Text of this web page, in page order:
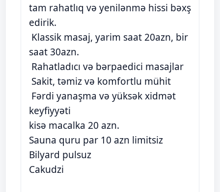
tam rahatlıq və yenilənmə hissi bəxş
edirik.
Klassik masaj, yarim saat 20azn, bir
saat 30azn.
Rahatladıcı və bərpaedici masajlar
Sakit, təmiz və komfortlu mühit
Fərdi yanaşma və yüksək xidmət
keyfiyyəti
kisə macalka 20 azn.
Sauna quru par 10 azn limitsiz
Bilyard pulsuz
Cakudzi